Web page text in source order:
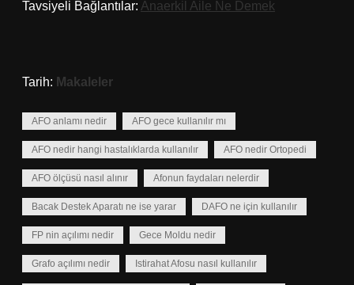
Tavsiyeli Bağlantılar: Anaerkil Aile Ne Demek
Tarih: Makaleler
AFO anlamı nedir AFO gece kullanılır mı
AFO nedir hangi hastalıklarda kullanılır AFO nedir Ortopedi
AFO ölçüsü nasıl alınır Afonun faydaları nelerdir
Bacak Destek Aparatı ne ise yarar DAFO ne için kullanılır
FP nin açılımı nedir Gece Moldu nedir
Grafo açılımı nedir Istirahat Afosu nasıl kullanılır